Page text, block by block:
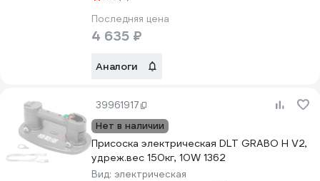
Последняя цена
4 635 ₽
Аналоги
39961917
Нет в наличии
Присоска электрическая DLT GRABO H V2,
удреж.вес 150кг, 10W 1362
Вид: электрическая